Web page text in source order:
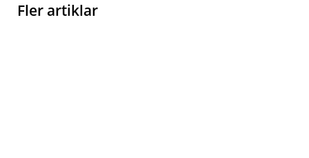
Fler artiklar